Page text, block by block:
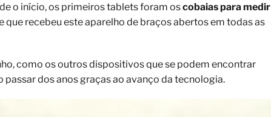
o início, os primeiros tablets foram oscobaias para medir
que recebeu este aparelho de braços abertos em todas as
como os outros dispositivos que se podem encontrar
dos anos graças ao avanço da tecnologia.